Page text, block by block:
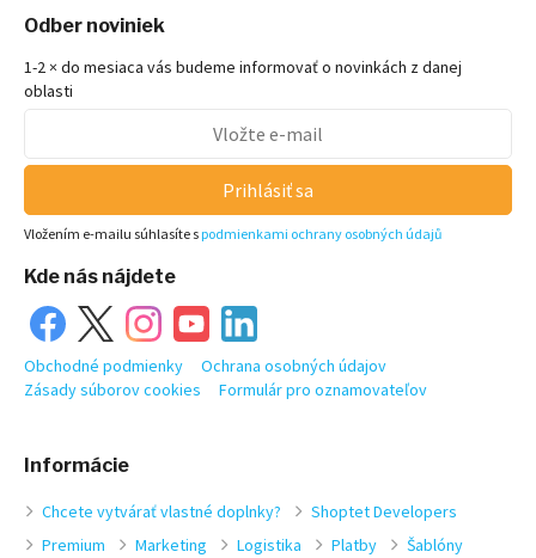
Informácie
Chcete vytvárať vlastné doplnky?
Shoptet Developers
Premium
Marketing Logistika Platby Šablóny
Odber noviniek
1-2 × do mesiaca vás budeme informovať o novinkách z danej
oblasti
Prihlásiť sa
Vložením e-mailu súhlasíte s podmienkami ochrany osobných údajů
Kde nás nájdete
Obchodné podmienky
Ochrana osobných údajov
Zásady súborov cookies
Formulár pro oznamovateľov